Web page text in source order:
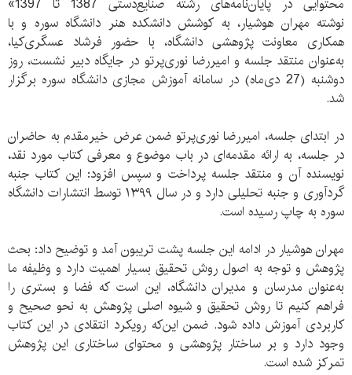
محتوایی در پایان‌نامه‌های رشته صنایع‌دستی 1387 تا 1397»
نوشته‌‌ مهران هوشیار، به کوشش دانشکده هنر دانشگاه سوره و با
همکاری معاونت پژوهشی دانشگاه، با حضور فرشاد عسگری‌کیا،
به‌عنوان منتقد جلسه و امیررضا نوری‌پرتو در جایگاه دبیر نشست، روز
دوشنبه (27 دی‌ماه) در سامانه آموزش مجازی دانشگاه سوره برگزار
شد.
در ابتدای جلسه، امیررضا نوری‌پرتو ضمن عرض خیرمقدم به حاضران
در جلسه، به ارائه مقدمه‌ای در باب موضوع و معرفی کتاب مورد نقد،
نویسنده آن و منتقد جلسه پرداخت و سپس افزود: این کتاب جنبه
گردآوری و جنبه تحلیلی دارد و در سال ۱۳۹۹ توسط انتشارات دانشگاه
سوره به چاپ رسیده است.
مهران هوشیار در ادامه این جلسه پشت تریبون آمد و توضیح داد: بحث
پژوهش و توجه به اصول روش تحقیق بسیار اهمیت دارد و وظیفه ما
به‌عنوان مدرسان و مدیران دانشگاه، این است که فضا و بستری را
فراهم کنیم تا روش تحقیق و شیوه اصلی پژوهش به نحو صحیح و
کاربردی آموزش داده شود. ضمن این‌که رویکرد انتقادی در این کتاب
وجود دارد و بر ساختار پژوهشی و محتوای ساختاری این پژوهش
تمرکز شده است.